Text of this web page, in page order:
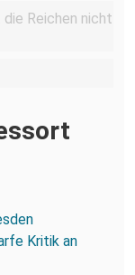
Stress
Kritik an